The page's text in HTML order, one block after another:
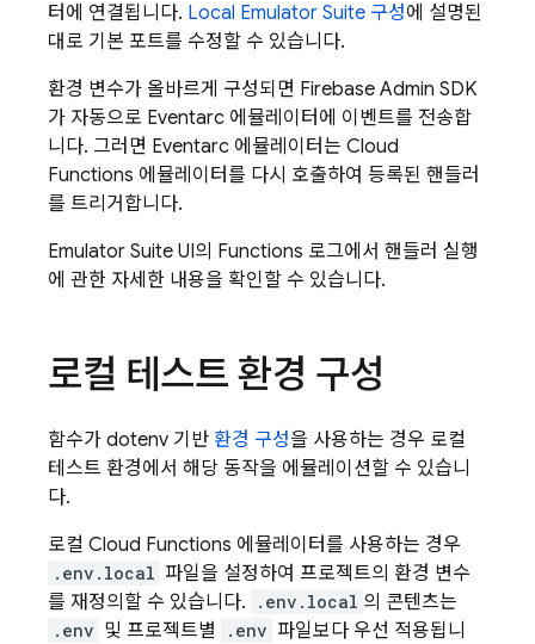
터에 연결됩니다. Local Emulator Suite 구성에 설명된
대로 기본 포트를 수정할 수 있습니다.
환경 변수가 올바르게 구성되면 Firebase Admin SDK
가 자동으로 Eventarc 에뮬레이터에 이벤트를 전송합
니다. 그러면 Eventarc 에뮬레이터는 Cloud
Functions 에뮬레이터를 다시 호출하여 등록된 핸들러
를 트리거합니다.
Emulator Suite UI의 Functions 로그에서 핸들러 실행
에 관한 자세한 내용을 확인할 수 있습니다.
로컬 테스트 환경 구성
함수가 dotenv 기반 환경 구성을 사용하는 경우 로컬
테스트 환경에서 해당 동작을 에뮬레이션할 수 있습니
다.
로컬 Cloud Functions 에뮬레이터를 사용하는 경우
.env.local 파일을 설정하여 프로젝트의 환경 변수
를 재정의할 수 있습니다.
.env.local 의 콘텐츠는
.env 및 프로젝트별 .env 파일보다 우선 적용됩니